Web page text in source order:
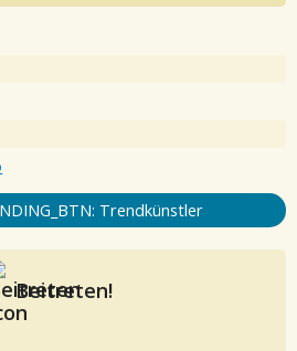
Trendkünstler
Beitreten!